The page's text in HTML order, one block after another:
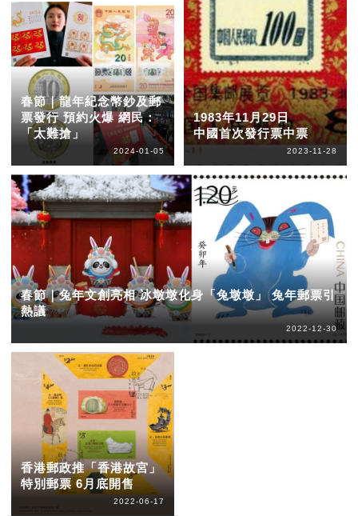
春節｜龍年紀念幣鈔及郵
票發行 預約火爆 網民：
「太難搶」
2024-01-05
1983年11月29日
中國首次發行票中票
2023-11-28
春節｜兔年文創亮相 冰墩墩化身「兔墩墩」 兔年郵票引
熱議
2022-12-30
香港郵政推「香港故宮」
特別郵票 6月底開售
2022-06-17